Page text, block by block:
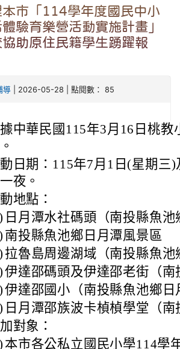
市「114學年度國民中小
驗育樂營活動實施計畫」
助原住民籍學生踴躍報
導| 2026-05-28 | 點閱數： 85
中華民國115年3月16日桃教
日期：115年7月1日(星期三
夜。
地點：
日月潭水社碼頭（南投縣魚池
南投縣魚池鄉日月潭風景區
拉魯島周邊湖域（南投縣魚池
伊達邵碼頭及伊達邵老街（
伊達邵國小（南投縣魚池鄉日
日月潭邵族波卡楨楨學堂（
對象：
本市各公私立國民小學114學